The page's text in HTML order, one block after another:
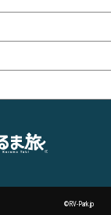
©RV-Park.jp